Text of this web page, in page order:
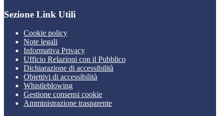
Sezione Link Utili
Cookie policy
Note legali
Informativa Privacy
Ufficio Relazioni con il Pubblico
Dichiarazione di accessibilità
Obiettivi di accessibilità
Whistleblowing
Gestione consensi cookie
Amministrazione trasparente